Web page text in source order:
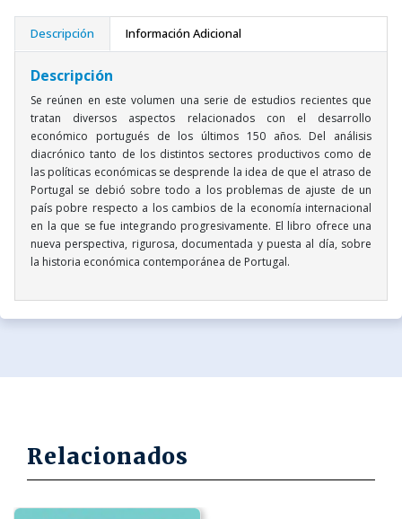
Descripción Información Adicional
Descripción
Se reúnen en este volumen una serie de estudios recientes que
tratan diversos aspectos relacionados con el desarrollo
económico portugués de los últimos 150 años. Del análisis
diacrónico tanto de los distintos sectores productivos como de
las políticas económicas se desprende la idea de que el atraso de
Portugal se debió sobre todo a los problemas de ajuste de un
país pobre respecto a los cambios de la economía internacional
en la que se fue integrando progresivamente. El libro ofrece una
nueva perspectiva, rigurosa, documentada y puesta al día, sobre
la historia económica contemporánea de Portugal.
Relacionados